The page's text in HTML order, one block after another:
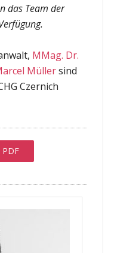
das Team der
MMag. Dr.
Müllersind
Czernich
PDF